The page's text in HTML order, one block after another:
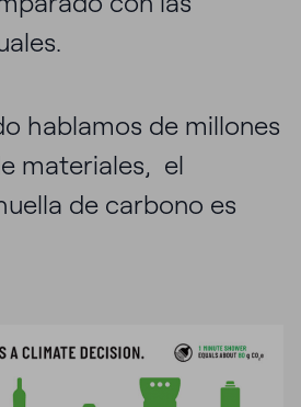
hablamos de millones
materiales, el
de carbono es